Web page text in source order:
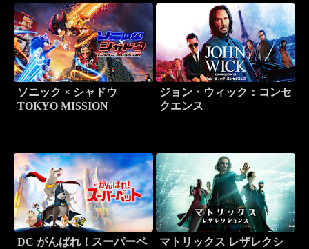
ソニック × シャドウ
TOKYO MISSION
ジョン・ウィック：コンセ
クエンス
DC がんばれ！スーパーペ
マトリックス レザレクシ